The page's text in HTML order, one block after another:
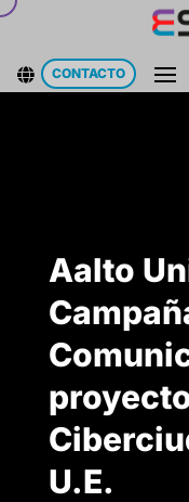
 CONTACTO
Aalto
U.E.